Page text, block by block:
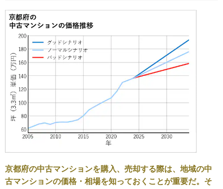
京都府の中古マンションを購入、売却する際は、地域の中
古マンションの価格・相場を知っておくことが重要だ。そ